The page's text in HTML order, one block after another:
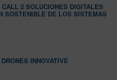
2 SOLUCIONES DIGITALES
SOSTENIBLE DE LOS SISTEMAS
INNOVATIVE